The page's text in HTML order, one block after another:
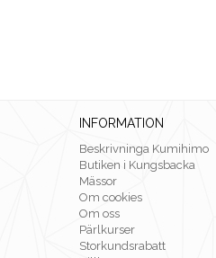
INFORMATION
Beskrivninga Kumihimo
Butiken i Kungsbacka
Mässor
Om cookies
Om oss
Pärlkurser
Storkundsrabatt